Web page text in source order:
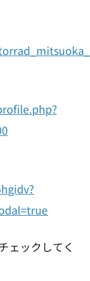
ェックしてく